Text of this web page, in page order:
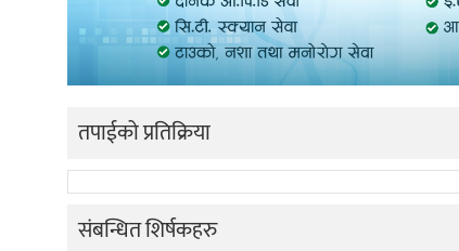
तपाईको प्रतिक्रिया
संबन्धित शिर्षकहरु